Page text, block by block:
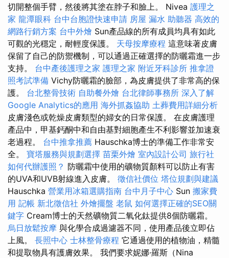
切開整個手臂，然後將其塗在脖子和臉上。 Nivea 護理之
家 龍潭眼科 台中台胞證快速申請 房屋 漏水 助聽器 高效的
網路行銷方案 台中外燴 Sun產品線的所有成員均具有如此
可觀的光穩定，耐輕度保護。 天母按摩療程 這意味著皮膚
保留了自己的防禦機制，可以通過正確選擇的防曬霜進一步
支持。 台中產後護理之家 護理之家 附近牙科診所 推拿證
照考試準備 Vichy防曬霜的臉部，為皮膚提供了非常高的保
護。 台北整骨技術 自助餐外燴 台北律師事務所 深入了解
Google Analytics的應用 海外抓姦協助 土葬費用詳細分析
皮膚淺色或乾燥皮膚類型的婦女的日常保護。 在皮膚護理
產品中，甲基鈣酮中和自由基對細胞產生不利影響並加速衰
老過程。 台中推拿推薦 Hauschka博士的準備工作非常安
全。 寶塔服務與規劃選擇 苗栗外燴 室內設計公司 旅行社
如何代辦護照？ 防曬霜中使用的礦物質顏料可以防止有害
的UVA和UVB射線進入皮膚。 徵信社價位 塔位規劃與建議
Hauschka 營業用冰箱選購指南 台中月子中心 Sun 搬家費
用 記帳 新北徵信社 外燴擺盤 老鼠 如何選擇正確的SEO關
鍵字 Cream博士的天然礦物質二氧化鈦提供8個防曬霜。
烏日放鬆按摩 與化學合成過濾器不同，使用產品後立即佔
上風。 長照中心 士林整骨療程 它通過使用的植物油，精髓
和提取物具有護膚效果。 我們要求妮娜·羅斯（Nina